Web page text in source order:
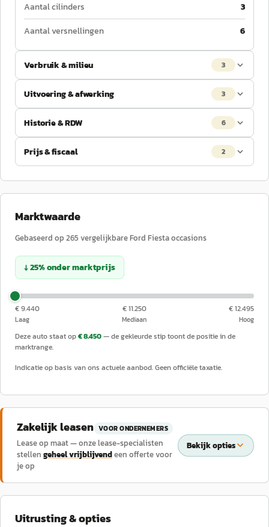
Aantal cilinders
3
Aantal versnellingen
6
Verbruik & milieu 3
Uitvoering & afwerking 3
Historie & RDW 6
Prijs & fiscaal 2
Marktwaarde
Gebaseerd op 265 vergelijkbareFord Fiestaoccasions
↓25%ondermarktprijs
€ 9.440
Laag
€ 11.250
Mediaan
€ 12.495
Hoog
Deze auto staat op€ 8.450— de gekleurde stip toont de positie in de
marktrange.
Indicatie op basis van ons actuele aanbod. Geen officiële taxatie.
Zakelijk leasen VOOR ONDERNEMERS
Lease op maat — onze lease-specialisten
stellen geheel vrijblijvendeen offerte voor
je op
Bekijk opties
Uitrusting & opties